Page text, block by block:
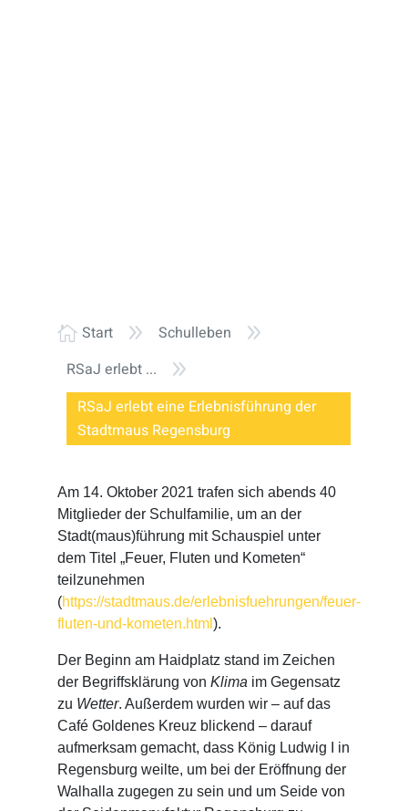
 Start 9 Schulleben 9
RSaJ erlebt ... 9
RSaJ erlebt eine Erlebnisführung der
Stadtmaus Regensburg
Am 14. Oktober 2021 trafen sich abends 40
Mitglieder der Schulfamilie, um an der
Stadt(maus)führung mit Schauspiel unter
dem Titel „Feuer, Fluten und Kometen“
teilzunehmen
(https://stadtmaus.de/erlebnisfuehrungen/feuer-
fluten-und-kometen.html ).
Der Beginn am Haidplatz stand im Zeichen
der Begriffsklärung von Klima im Gegensatz
zu Wetter. Außerdem wurden wir – auf das
Café Goldenes Kreuz blickend – darauf
aufmerksam gemacht, dass König Ludwig I in
Regensburg weilte, um bei der Eröffnung der
Walhalla zugegen zu sein und um Seide von